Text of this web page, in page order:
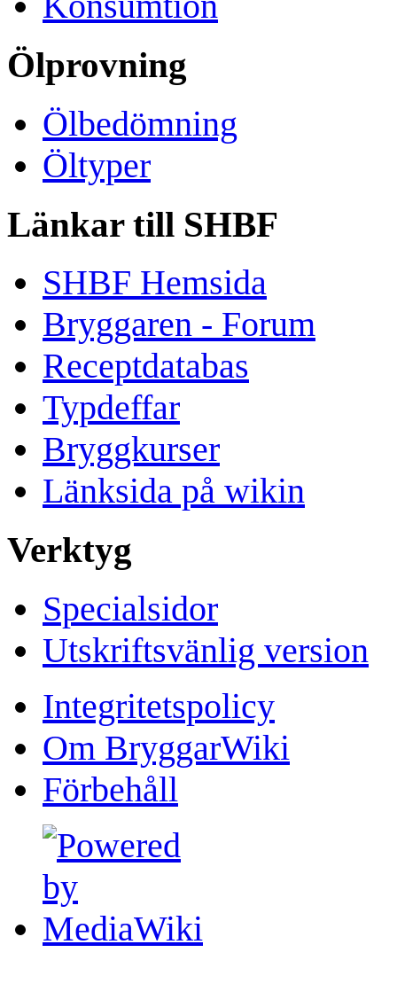
Ölprovning
Ölbedömning
Öltyper
Länkar till SHBF
SHBF Hemsida
Bryggaren - Forum
Receptdatabas
Typdeffar
Bryggkurser
Länksida på wikin
Verktyg
Specialsidor
Utskriftsvänlig version
Integritetspolicy
Om BryggarWiki
Förbehåll